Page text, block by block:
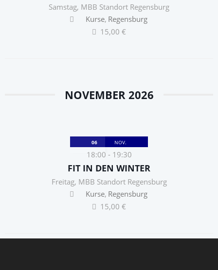
Samstag, MBB Standort Regensburg
Kurse Regensburg
15,00 €
NOVEMBER 2026
06 NOV.
18:00 - 19:30
FIT IN DEN WINTER
Freitag, MBB Standort Regensburg
Kurse Regensburg
15,00 €